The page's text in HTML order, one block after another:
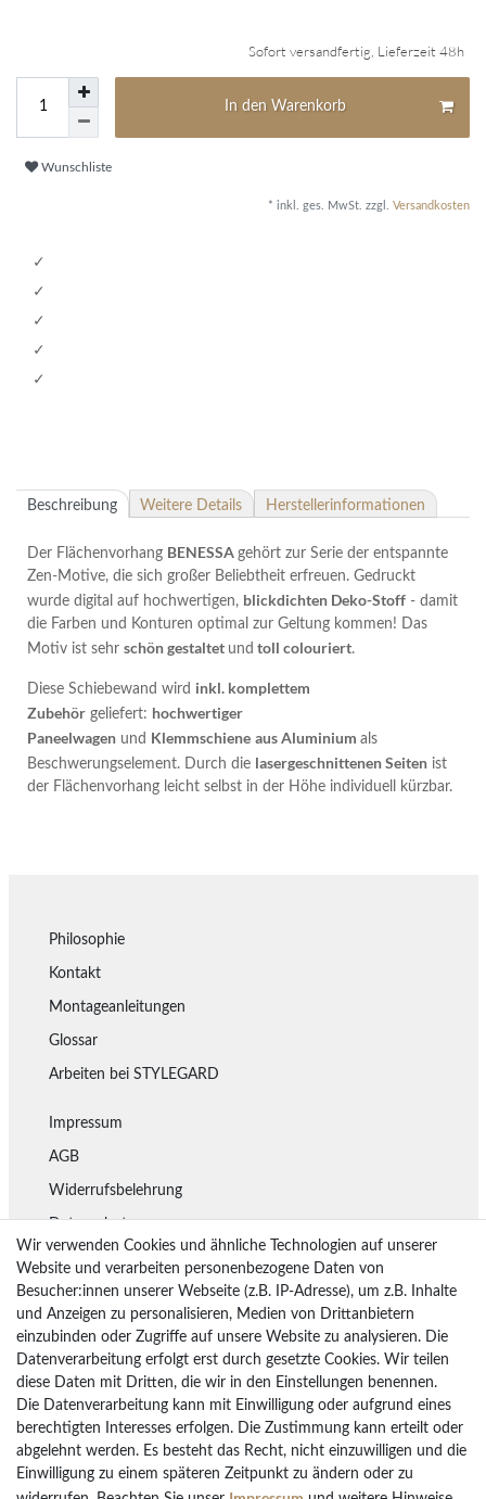
Sofort versandfertig, Lieferzeit 48h
In den Warenkorb
Wunschliste
* inkl. ges. MwSt. zzgl. Versandkosten
Beschreibung Weitere Details Herstellerinformationen
Der Flächenvorhang BENESSA gehört zur Serie der entspannte
Zen-Motive, die sich großer Beliebtheit erfreuen. Gedruckt
wurde digital auf hochwertigen, blickdichten Deko-Stoff - damit
die Farben und Konturen optimal zur Geltung kommen! Das
Motiv ist sehr schön gestaltet und toll colouriert.
Diese Schiebewand wird inkl. komplettem
Zubehör geliefert: hochwertiger
Paneelwagen und Klemmschiene aus Aluminium als
Beschwerungselement. Durch die lasergeschnittenen Seiten ist
der Flächenvorhang leicht selbst in der Höhe individuell kürzbar.
Philosophie
Kontakt
Montageanleitungen
Glossar
Arbeiten bei STYLEGARD
Impressum
AGB
Widerrufsbelehrung
Datenschutz
Lieferung
Rückgaberecht
Vertrag widerrufen
Bezahlarten
PayPal
Vorkasse Überweisung
Wir verwenden Cookies und ähnliche Technologien auf unserer
Website und verarbeiten personenbezogene Daten von
Besucher:innen unserer Webseite (z.B. IP-Adresse), um z.B. Inhalte
und Anzeigen zu personalisieren, Medien von Drittanbietern
einzubinden oder Zugriffe auf unsere Website zu analysieren. Die
Datenverarbeitung erfolgt erst durch gesetzte Cookies. Wir teilen
diese Daten mit Dritten, die wir in den Einstellungen benennen.
Die Datenverarbeitung kann mit Einwilligung oder aufgrund eines
berechtigten Interesses erfolgen. Die Zustimmung kann erteilt oder
abgelehnt werden. Es besteht das Recht, nicht einzuwilligen und die
Einwilligung zu einem späteren Zeitpunkt zu ändern oder zu